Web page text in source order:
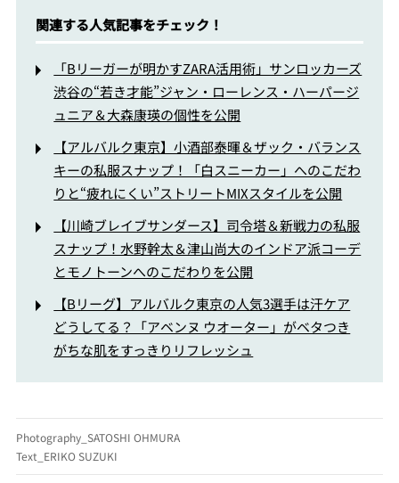
関連する人気記事をチェック！
「Bリーガーが明かすZARA活用術」サンロッカーズ
渋谷の“若き才能”ジャン・ローレンス・ハーパージ
ュニア＆大森康瑛の個性を公開
【アルバルク東京】小酒部泰暉＆ザック・バランス
キーの私服スナップ！「白スニーカー」へのこだわ
りと“疲れにくい”ストリートMIXスタイルを公開
【川崎ブレイブサンダース】司令塔＆新戦力の私服
スナップ！水野幹太＆津山尚大のインドア派コーデ
とモノトーンへのこだわりを公開
【Bリーグ】アルバルク東京の人気3選手は汗ケア
どうしてる？「アベンヌ ウオーター」がベタつき
がちな肌をすっきりリフレッシュ
Photography_SATOSHI OHMURA
Text_ERIKO SUZUKI